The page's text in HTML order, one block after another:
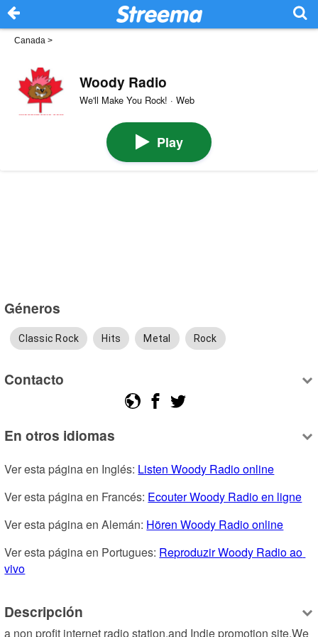
Canada >
Woody Radio
We'll Make You Rock! · Web
Play
Géneros
Classic Rock Hits Metal Rock
Contacto
En otros idiomas
Ver esta página en Inglés: Listen Woody Radio online
Ver esta página en Francés: Ecouter Woody Radio en ligne
Ver esta página en Alemán: Hören Woody Radio online
Ver esta página en Portugues: Reproduzir Woody Radio ao
vivo
Descripción
a non profit internet radio station,and Indie promotion site.We